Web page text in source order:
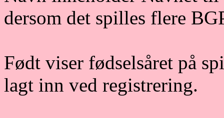
dersom det spilles flere
Født viser fødselsåret på
lagt inn ved registrering.